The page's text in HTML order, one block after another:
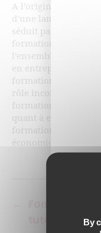
A l’origine plutôt
d’une langue
séduit par son
formation mixte a
l’ensemble des
en entreprise, pour
formation
rôle incontournable
formation blended
quant à elle
formation, alliant
économies.
By